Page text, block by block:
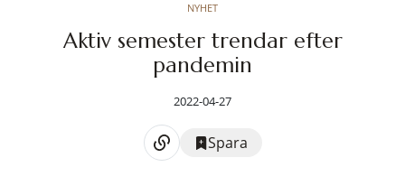
NYHET
Aktiv semester trendar efter
pandemin
2022-04-27
Spara